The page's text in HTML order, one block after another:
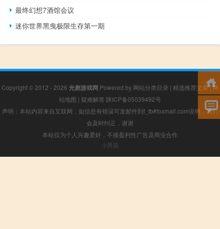
最终幻想7酒馆会议
迷你世界黑曳极限生存第一期
Copyright © 2012 - 2026 光彪游戏网 Powered by 网站分类目录 | 精选推荐文章|网
站地图 | 疑难解答 陕ICP备05039492号
声明：本站内容来自互联网，如信息有错误可发邮件到f_fb#foxmail.com说明，我们
会及时纠正，谢谢
本站仅为个人兴趣爱好，不接盈利性广告及商业合作
小男孩